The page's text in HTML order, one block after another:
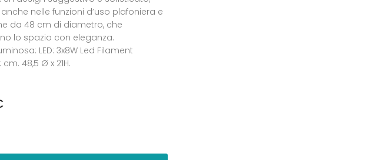
nelle funzioni d’uso plafoniera e
da 48 cm di diametro, che
lo spazio con eleganza.
LED: 3x8W Led Filament
48,5 Ø x 21H.